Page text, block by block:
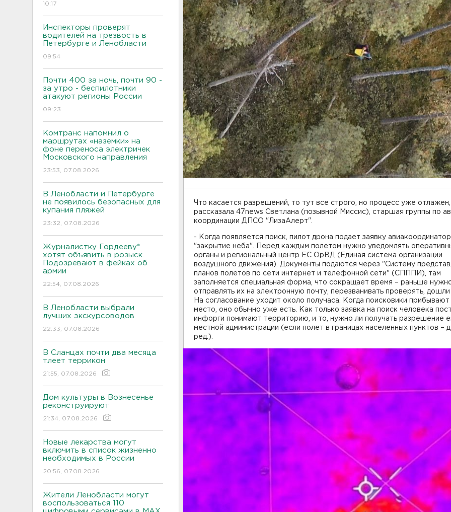
10:17
Инспекторы проверят
водителей на трезвость в
Петербурге и Ленобласти
09:54
Почти 400 за ночь, почти 90 -
за утро - беспилотники
атакуют регионы России
09:23
Комтранс напомнил о
маршрутах «наземки» на
фоне переноса электричек
Московского направления
23:53, 07.08.2026
В Ленобласти и Петербурге
не появилось безопасных для
купания пляжей
23:32, 07.08.2026
Журналистку Гордееву*
хотят объявить в розыск.
Подозревают в фейках об
армии
22:54, 07.08.2026
В Ленобласти выбрали
лучших экскурсоводов
22:33, 07.08.2026
В Сланцах почти два месяца
тлеет террикон
21:55, 07.08.2026
Дом культуры в Вознесенье
реконструируют
21:34, 07.08.2026
Новые лекарства могут
включить в список жизненно
необходимых в России
20:56, 07.08.2026
Жители Ленобласти могут
воспользоваться 110
Что касается разрешений, то тут все строго, но процесс уже отлажен,
рассказала 47news Светлана (позывной Миссис), старшая группы по
координации ДПСО "ЛизаАлерт".
- Когда появляется поиск, пилот дрона подает заявку
"закрытие неба". Перед каждым полетом нужно уведомлять
органы и региональный центр ЕС ОрВД (Единая система организации
воздушного движения). Документы подаются через "Систему
планов полетов по сети интернет и телефонной сети" (СПППИ), там
заполняется специальная форма, что сокращает время – раньше
отправлять их на электронную почту, перезванивать проверять,
На согласование уходит около получаса. Когда поисковики прибывают
место, оно обычно уже есть. Как только заявка на поиск человека
инфорги понимают территорию, и то, нужно ли получать разрешение
местной администрации (если полет в границах населенных пунктов –
ред.).